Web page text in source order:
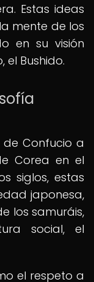
Estas ideas
mente de los
en su visión
el Bushido.
Confucio a
Corea en el
siglos, estas
japonesa,
los samuráis,
social, el
el respeto a